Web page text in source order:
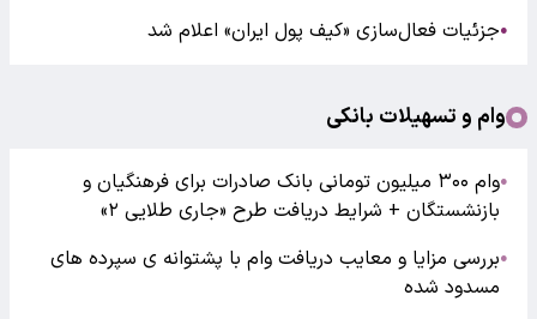
●جزئیات فعال‌سازی «کیف پول ایران» اعلام شد
وام و تسهیلات بانکی
●
وام ۳۰۰ میلیون تومانی بانک صادرات برای فرهنگیان و
بازنشستگان + شرایط دریافت طرح «جاری طلایی ۲»
●بررسی مزایا و معایب دریافت وام با پشتوانه ی سپرده های
مسدود شده